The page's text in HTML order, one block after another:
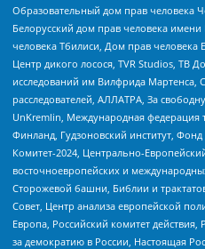
Образовательный дом прав человека
Белорусский дом прав человека
человека Тбилиси, Дом прав человека
Центр дикого лосося, TVR Studios, ТВ
исследований им Вилфрида Мартенса,
расследователей, АЛЛАТРА, За
UnKremlin, Международная федерация
Финланд, Гудзоновский институт,
Комитет-2024, Центрально-
восточноевропейских и
Сторожевой башни, Библии и
Совет, Центр анализа европейской
Европа, Российский комитет
за демократию в России, Настоящая